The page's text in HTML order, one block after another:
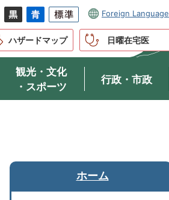
Foreign Language
ハザードマップ 日曜在宅医
観光・文化
・スポーツ
行政・市政
ホーム